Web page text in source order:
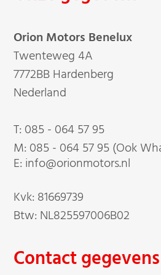
Orion Motors Benelux
Twenteweg 4A
7772BB Hardenberg
Nederland
T: 085 - 064 57 95
M: 085 - 064 57 95 (Ook
E: info@orionmotors.nl
Kvk: 81669739
Btw: NL825597006B02
Contact gegevens